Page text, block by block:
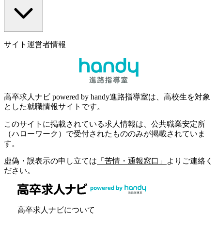
サイト運営者情報
高卒求人ナビ powered by handy進路指導室は、高校生を対象
とした就職情報サイトです。
このサイトに掲載されている求人情報は、公共職業安定所
（ハローワーク）で受付されたもののみが掲載されていま
す。
虚偽・誤表示の申し立ては 「苦情・通報窓口」
よりご連絡く
ださい。
高卒求人ナビについて